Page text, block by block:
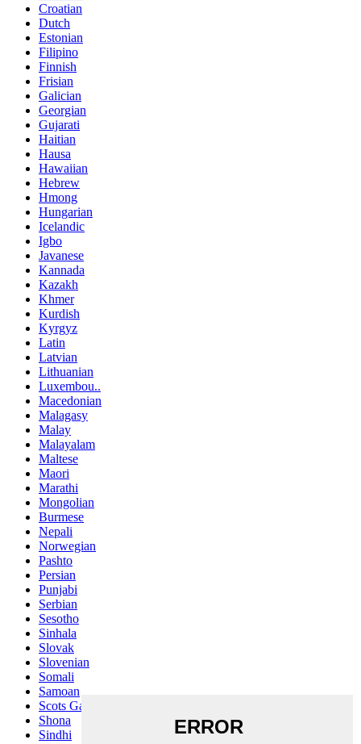
Croatian
Dutch
Estonian
Filipino
Finnish
Frisian
Galician
Georgian
Gujarati
Haitian
Hausa
Hawaiian
Hebrew
Hmong
Hungarian
Icelandic
Igbo
Javanese
Kannada
Kazakh
Khmer
Kurdish
Kyrgyz
Latin
Latvian
Lithuanian
Luxembou..
Macedonian
Malagasy
Malay
Malayalam
Maltese
Maori
Marathi
Mongolian
Burmese
Nepali
Norwegian
Pashto
Persian
Punjabi
Serbian
Sesotho
Sinhala
Slovak
Slovenian
Somali
Samoan
Scots Gaelic
Shona
Sindhi